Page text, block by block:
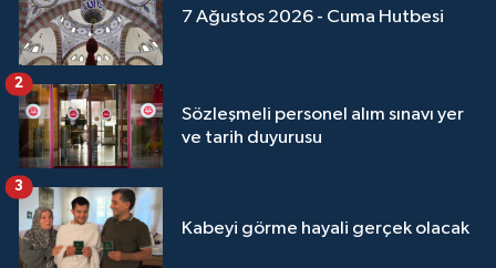
7 Ağustos 2026 - Cuma Hutbesi
Sözleşmeli personel alım sınavı yer
ve tarih duyurusu
2
Kabeyi görme hayali gerçek olacak
3
Van Müftülüğü
Yalova Müftülüğü
Yozgat Müftülüğü